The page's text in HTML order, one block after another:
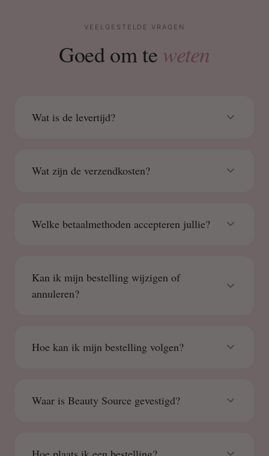
VEELGESTELDE VRAGEN
Goed om te weten
Wat is de levertijd?
Wat zijn de verzendkosten?
Welke betaalmethoden accepteren jullie?
Kan ik mijn bestelling wijzigen of
annuleren?
Hoe kan ik mijn bestelling volgen?
Waar is Beauty Source gevestigd?